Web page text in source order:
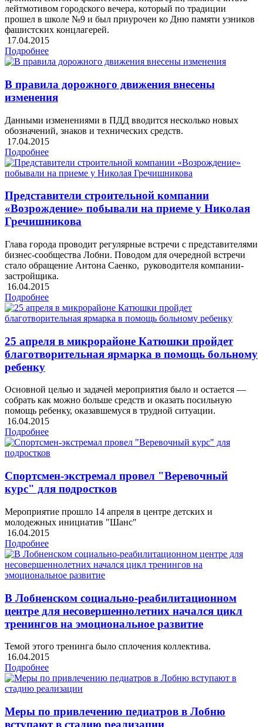
лейтмотивом городского вечера, который по традиции
прошел в школе №9 и был приурочен ко Дню памяти узников
фашистских концлагерей.
17.04.2015
Подробнее
В правила дорожного движения внесены
изменения
Данными изменениями в ПДД вводится несколько новых
обозначений, знаков и технических средств.
17.04.2015
Подробнее
Представители строительной компании
«Возрождение» побывали на приеме у Николая
Гречишникова
Глава города проводит регулярные встречи с представителями
бизнес-сообщества Лобни. Поводом для очередной встречи
стало обращение Антона Саенко, руководителя компании-
застройщика.
16.04.2015
Подробнее
25 апреля в микрорайоне Катюшки пройдет
благотворительная ярмарка в помощь больному
ребенку
Основной целью и задачей мероприятия было и остается —
собрать как можно больше средств и оказать посильную
помощь ребенку, оказавшемуся в трудной ситуации.
16.04.2015
Подробнее
Спортсмен-экстремал провел "Веревочный
курс" для подростков
Мероприятие прошло 14 апреля в центре детских и
молодежных инициатив "Шанс"
16.04.2015
Подробнее
В Лобненском социально-реабилитационном
центре для несовершеннолетних начался цикл
тренингов на эмоциональное развитие
Темой этого тренинга было сплочения коллектива.
16.04.2015
Подробнее
Меры по привлечению педиатров в Лобню
вступают в стадию реализации